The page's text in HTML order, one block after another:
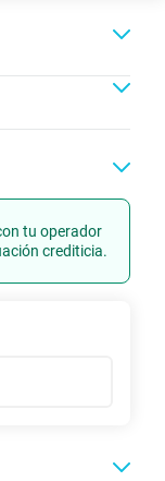
tu operador
crediticia.